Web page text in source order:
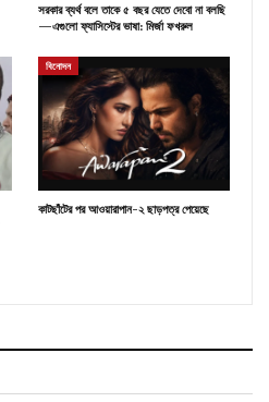
সরকার ব্যর্থ বলে তাকে ৫ বছর যেতে দেবো না বলছি
—এগুলো ফ্যাসিস্টের ভাষা: মির্জা ফখরুল
বিনোদন
কাটছাঁটের পর আওয়ারাপান-২ ছাড়পত্র পেয়েছে